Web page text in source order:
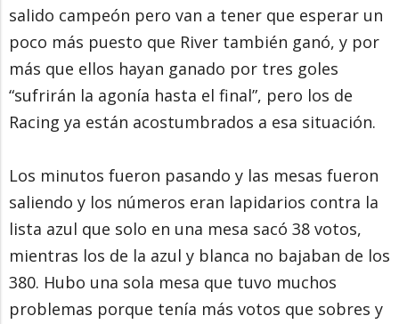
salido campeón pero van a tener que esperar un
poco más puesto que River también ganó, y por
más que ellos hayan ganado por tres goles
“sufrirán la agonía hasta el final”, pero los de
Racing ya están acostumbrados a esa situación.
Los minutos fueron pasando y las mesas fueron
saliendo y los números eran lapidarios contra la
lista azul que solo en una mesa sacó 38 votos,
mientras los de la azul y blanca no bajaban de los
380. Hubo una sola mesa que tuvo muchos
problemas porque tenía más votos que sobres y